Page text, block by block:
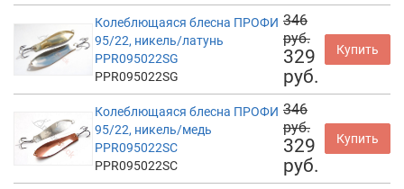
Колеблющаяся блесна ПРОФИ
95/22, никель/латунь
PPR095022SG
PPR095022SG
346
руб.
329
руб.
Купить
Колеблющаяся блесна ПРОФИ
95/22, никель/медь
PPR095022SC
PPR095022SC
346
руб.
329
руб.
Купить